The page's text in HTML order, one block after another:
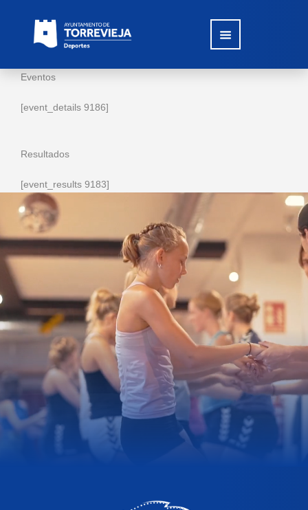
Eventos
[event_details 9186]
Resultados
[event_results 9183]